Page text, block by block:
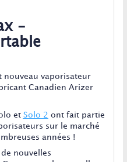
-
nouveau vaporisateur
Canadien Arizer
et Solo 2 ont fait partie
sur le marché
années !
nouvelles